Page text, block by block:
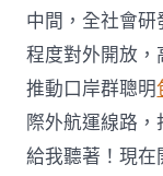
中間，全社會
程度對外開放
推動口岸群聰明
際外航運線路，
給我聽著！現